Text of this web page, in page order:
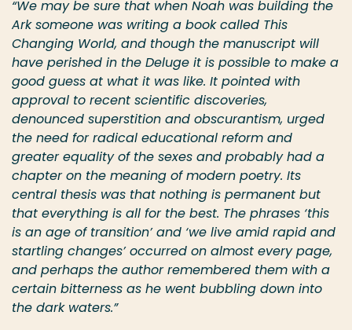
“We may be sure that when Noah was building the
Ark someone was writing a book called This
Changing World, and though the manuscript will
have perished in the Deluge it is possible to make a
good guess at what it was like. It pointed with
approval to recent scientific discoveries,
denounced superstition and obscurantism, urged
the need for radical educational reform and
greater equality of the sexes and probably had a
chapter on the meaning of modern poetry. Its
central thesis was that nothing is permanent but
that everything is all for the best. The phrases ‘this
is an age of transition’ and ‘we live amid rapid and
startling changes’ occurred on almost every page,
and perhaps the author remembered them with a
certain bitterness as he went bubbling down into
the dark waters.”